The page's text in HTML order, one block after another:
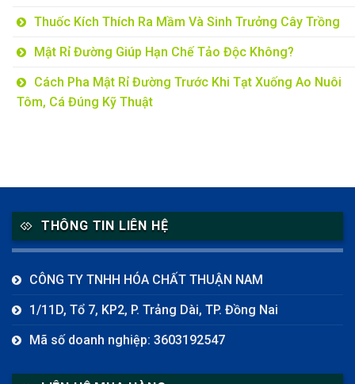
Thuốc Kích Thích Ra Mầm Và Sinh Trưởng Cây Trồng
Mật Rỉ Đường Giúp Hạn Chế Tảo Độc Không?
Cách Pha Mật Rỉ Đường Trước Khi Tạt Xuống Ao Nuôi
Tôm, Cá Đúng Kỹ Thuật
THÔNG TIN LIÊN HỆ
CÔNG TY TNHH HÓA CHẤT THUẬN NAM
1/11D, Tổ 7, KP2, P. Trảng Dài, TP. Đồng Nai
Mã số doanh nghiệp: 3603192547